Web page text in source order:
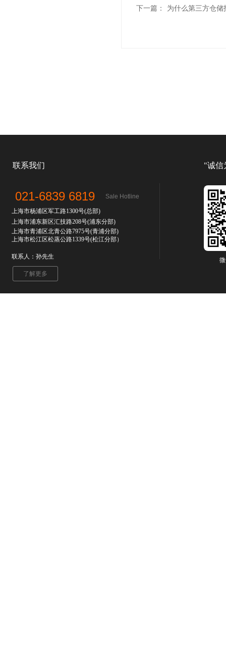
下一篇：
为什么第三方仓
021-6839 6819
上海市杨浦区军工路1300号(总部)
上海市浦东新区汇技路208号(浦东分部)
上海市青浦区北青公路7975号(青浦分部)
上海市松江区松蒸公路1339号(松江分部）
联系人：孙先生
联系我们
Sale Hotline
了解更多
"诚信